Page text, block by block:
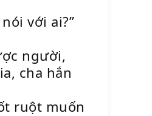
với ai?”
người,
cha hắn
ruột muốn